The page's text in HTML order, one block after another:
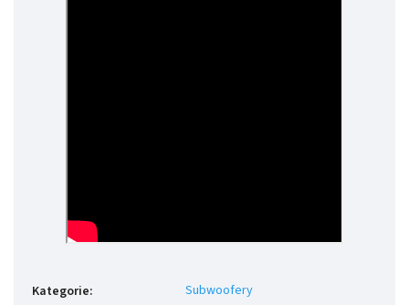
Kategorie:
Subwoofery